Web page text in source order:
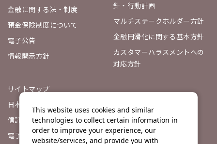
金融に関する法・制度
預金保険制度について
電子公告
情報開示方針
針・行動計画
マルチステークホルダー方針
金融円滑化に関する基本方針
カスタマーハラスメントへの
対応方針
サイトマップ
日本証券業協会
信託契約代理店登録票
電子決済等代行業者との連携
This website uses cookies and similar
technologies to collect certain information in
order to improve your experience, our
website/services, and provide you with